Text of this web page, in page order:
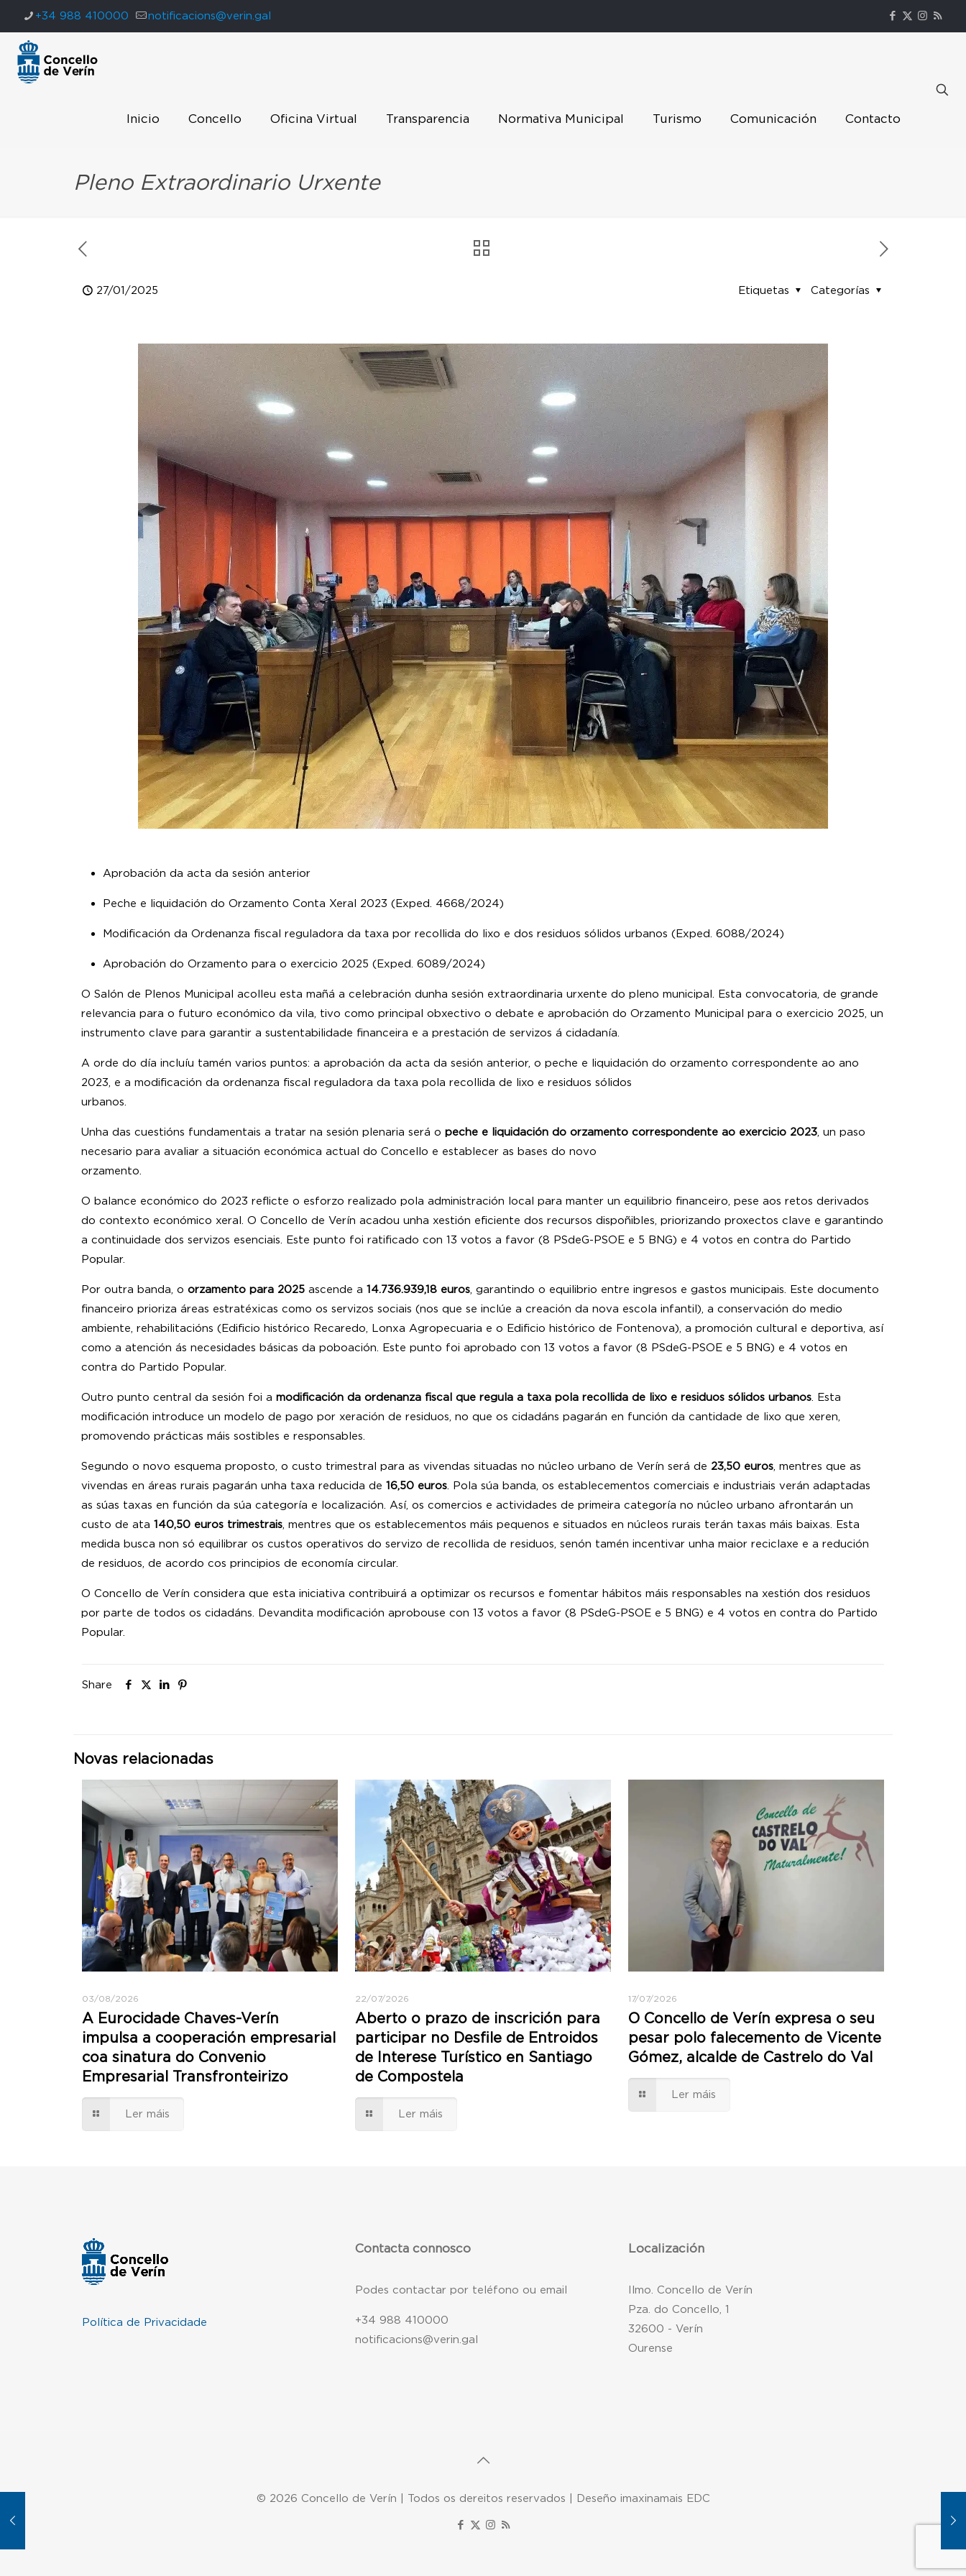
+34 988 410000 notificacions@verin.gal
Inicio Concello Oficina Virtual Transparencia Normativa Municipal Turismo Comunicación Contacto
Pleno Extraordinario Urxente
27/01/2025 Categorías
Etiquetas
Aprobación da acta da sesión anterior
Peche e liquidación do Orzamento Conta Xeral 2023 (Exped. 4668/2024)
Modificación da Ordenanza fiscal reguladora da taxa por recollida do lixo e dos residuos sólidos urbanos (Exped. 6088/2024)
Aprobación do Orzamento para o exercicio 2025 (Exped. 6089/2024)
O Salón de Plenos Municipal acolleu esta mañá a celebración dunha sesión extraordinaria urxente do pleno municipal. Esta convocatoria, de grande
relevancia para o futuro económico da vila, tivo como principal obxectivo o debate e aprobación do Orzamento Municipal para o exercicio 2025, un
instrumento clave para garantir a sustentabilidade financeira e a prestación de servizos á cidadanía.
A orde do día incluíu tamén varios puntos: a aprobación da acta da sesión anterior, o peche e liquidación do orzamento correspondente ao ano
2023, e a modificación da ordenanza fiscal reguladora da taxa pola recollida de lixo e residuos sólidos
urbanos.
Unha das cuestións fundamentais a tratar na sesión plenaria será opeche e liquidación do orzamento correspondente ao exercicio 2023, un paso
necesario para avaliar a situación económica actual do Concello e establecer as bases do novo
orzamento.
O balance económico do 2023 reflicte o esforzo realizado pola administración local para manter un equilibrio financeiro, pese aos retos derivados
do contexto económico xeral. O Concello de Verín acadou unha xestión eficiente dos recursos dispoñibles, priorizando proxectos clave e garantindo
a continuidade dos servizos esenciais. Este punto foi ratificado con 13 votos a favor (8 PSdeG-PSOE e 5 BNG) e 4 votos en contra do Partido
Popular.
Por outra banda, oorzamento para 2025 ascende a14.736.939,18 euros, garantindo o equilibrio entre ingresos e gastos municipais. Este documento
financeiro prioriza áreas estratéxicas como os servizos sociais (nos que se inclúe a creación da nova escola infantil), a conservación do medio
ambiente, rehabilitacións (Edificio histórico Recaredo, Lonxa Agropecuaria e o Edificio histórico de Fontenova), a promoción cultural e deportiva, así
como a atención ás necesidades básicas da poboación. Este punto foi aprobado con 13 votos a favor (8 PSdeG-PSOE e 5 BNG) e 4 votos en
contra do Partido Popular.
Outro punto central da sesión foi amodificación da ordenanza fiscal que regula a taxa pola recollida de lixo e residuos sólidos urbanos. Esta
modificación introduce un modelo de pago por xeración de residuos, no que os cidadáns pagarán en función da cantidade de lixo que xeren,
promovendo prácticas máis sostibles e responsables.
Segundo o novo esquema proposto, o custo trimestral para as vivendas situadas no núcleo urbano de Verín será de 23,50 euros, mentres que as
vivendas en áreas rurais pagarán unha taxa reducida de16,50 euros. Pola súa banda, os establecementos comerciais e industriais verán adaptadas
as súas taxas en función da súa categoría e localización. Así, os comercios e actividades de primeira categoría no núcleo urbano afrontarán un
custo de ata140,50 euros trimestrais, mentres que os establecementos máis pequenos e situados en núcleos rurais terán taxas máis baixas. Esta
medida busca non só equilibrar os custos operativos do servizo de recollida de residuos, senón tamén incentivar unha maior reciclaxe e a redución
de residuos, de acordo cos principios de economía circular.
O Concello de Verín considera que esta iniciativa contribuirá a optimizar os recursos e fomentar hábitos máis responsables na xestión dos residuos
por parte de todos os cidadáns. Devandita modificación aprobouse con 13 votos a favor (8 PSdeG-PSOE e 5 BNG) e 4 votos en contra do Partido
Popular.
Share
Novas relacionadas
03/08/2026
A Eurocidade Chaves-Verín
impulsa a cooperación empresarial
coa sinatura do Convenio
Empresarial Transfronteirizo
Ler máis
22/07/2026
Aberto o prazo de inscrición para
participar no Desfile de Entroidos
de Interese Turístico en Santiago
de Compostela
Ler máis
17/07/2026
O Concello de Verín expresa o seu
pesar polo falecemento de Vicente
Gómez, alcalde de Castrelo do Val
Ler máis
Política de Privacidade
Contacta connosco
Podes contactar por teléfono ou email
+34 988 410000
notificacions@verin.gal
Localización
Ilmo. Concello de Verín
Pza. do Concello, 1
32600 - Verín
Ourense
© 2026 Concello de Verín | Todos os dereitos reservados | Deseño imaxinamais EDC